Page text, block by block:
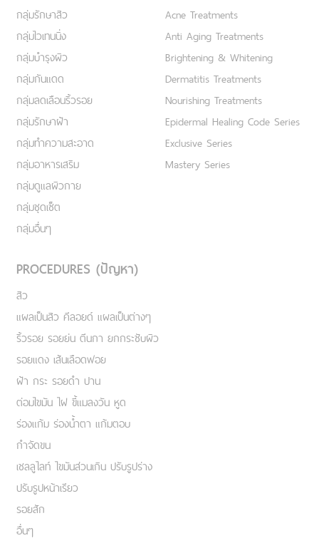
กลุ่มรักษาสิว
กลุ่มไวเทนนิ่ง
กลุ่มบำรุงผิว
กลุ่มกันแดด
กลุ่มลดเลือนริ้วรอย
กลุ่มรักษาฝ้า
กลุ่มทำความสะอาด
กลุ่มอาหารเสริม
กลุ่มดูแลผิวกาย
กลุ่มชุดเซ็ต
กลุ่มอื่นๆ
Acne Treatments
Anti Aging Treatments
Brightening & Whitening
Dermatitis Treatments
Nourishing Treatments
Epidermal Healing Code Series
Exclusive Series
Mastery Series
PROCEDURES (ปัญหา)
สิว
แผลเป็นสิว คีลอยด์ แผลเป็นต่างๆ
ริ้วรอย รอยย่น ตีนกา ยกกระชับผิว
รอยแดง เส้นเลือดฟอย
ฝ้า กระ รอยดำ ปาน
ต่อมไขมัน ไฝ ขี้แมลงวัน หูด
ร่องแก้ม ร่องน้ำตา แก้มตอบ
กำจัดขน
เชลลูไลท์ ไขมันส่วนเกิน ปรับรูปร่าง
ปรับรูปหน้าเรียว
รอยสัก
อื่นๆ